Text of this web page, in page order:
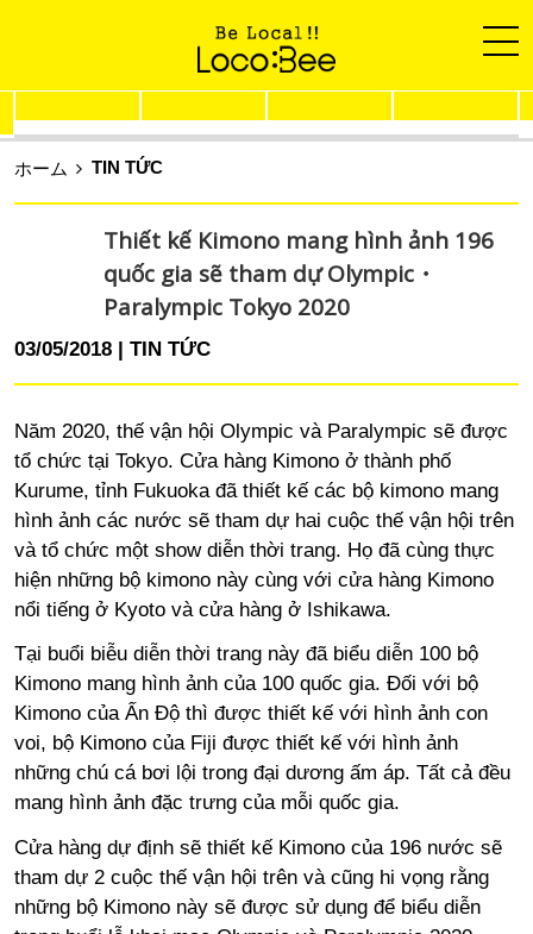
ホーム TIN TỨC
Thiết kế Kimono mang hình ảnh 196
quốc gia sẽ tham dự Olympic・
Paralympic Tokyo 2020
03/05/2018 TIN TỨC
Năm 2020, thế vận hội Olympic và Paralympic sẽ được
tổ chức tại Tokyo. Cửa hàng Kimono ở thành phố
Kurume, tỉnh Fukuoka đã thiết kế các bộ kimono mang
hình ảnh các nước sẽ tham dự hai cuộc thế vận hội trên
và tổ chức một show diễn thời trang. Họ đã cùng thực
hiện những bộ kimono này cùng với cửa hàng Kimono
nổi tiếng ở Kyoto và cửa hàng ở Ishikawa.
Tại buổi biễu diễn thời trang này đã biểu diễn 100 bộ
Kimono mang hình ảnh của 100 quốc gia. Đối với bộ
Kimono của Ấn Độ thì được thiết kế với hình ảnh con
voi, bộ Kimono của Fiji được thiết kế với hình ảnh
những chú cá bơi lội trong đại dương ấm áp. Tất cả đều
mang hình ảnh đặc trưng của mỗi quốc gia.
Cửa hàng dự định sẽ thiết kế Kimono của 196 nước sẽ
tham dự 2 cuộc thế vận hội trên và cũng hi vọng rằng
những bộ Kimono này sẽ được sử dụng để biểu diễn